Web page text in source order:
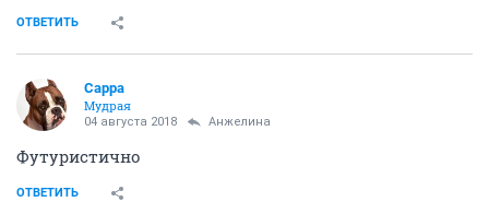
ОТВЕТИТЬ
Сарра
Мудрая
04 августа 2018 Aнжелина
Футуристично
ОТВЕТИТЬ